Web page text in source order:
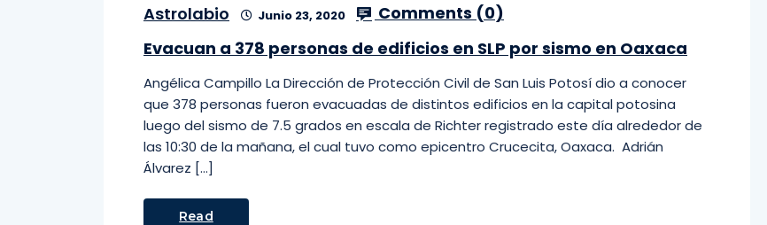
Astrolabio Junio 23, 2020 Comments (0)
Evacuan a 378 personas de edificios en SLP por sismo en Oaxaca
Angélica Campillo La Dirección de Protección Civil de San Luis Potosí dio a conocer
que 378 personas fueron evacuadas de distintos edificios en la capital potosina
luego del sismo de 7.5 grados en escala de Richter registrado este día alrededor de
las 10:30 de la mañana, el cual tuvo como epicentro Crucecita, Oaxaca. Adrián
Álvarez […]
Read